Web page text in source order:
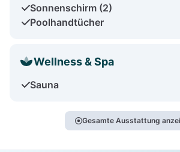
Sonnenschirm (2)
Poolhandtücher
Wellness & Spa
Sauna
Gesamte Ausstattung